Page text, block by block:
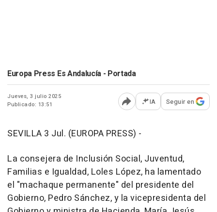
Europa Press Es Andalucía - Portada
Jueves, 3 julio 2025
Publicado: 13:51
Abrir opciones para
IA Seguir en
SEVILLA 3 Jul. (EUROPA PRESS) -
La consejera de Inclusión Social, Juventud,
Familias e Igualdad, Loles López, ha lamentado
el "machaque permanente" del presidente del
Gobierno, Pedro Sánchez, y la vicepresidenta del